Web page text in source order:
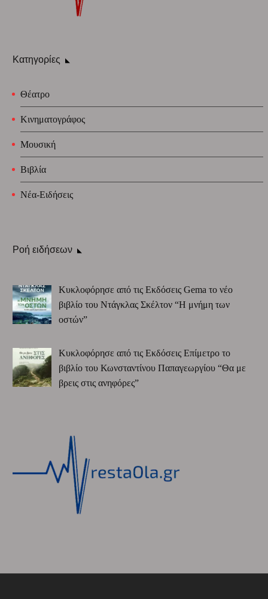
Κατηγορίες
Θέατρο
Κινηματογράφος
Μουσική
Βιβλία
Νέα-Ειδήσεις
Ροή ειδήσεων
Κυκλοφόρησε από τις Εκδόσεις Gema το νέο
βιβλίο του Ντάγκλας Σκέλτον “Η μνήμη των
οστών”
Κυκλοφόρησε από τις Εκδόσεις Επίμετρο το
βιβλίο του Κωνσταντίνου Παπαγεωργίου “Θα με
βρεις στις ανηφόρες”